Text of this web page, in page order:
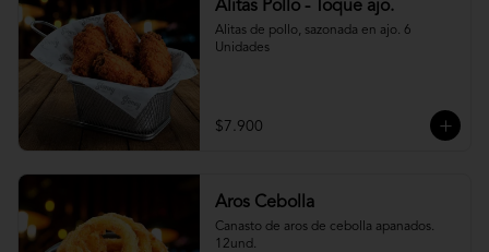
Alitas Pollo - Toque ajo.
Alitas de pollo, sazonada en ajo. 6
Unidades
$7.900
Aros Cebolla
Canasto de aros de cebolla apanados.
12und.